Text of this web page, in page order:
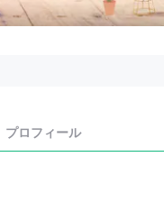
プロフィール